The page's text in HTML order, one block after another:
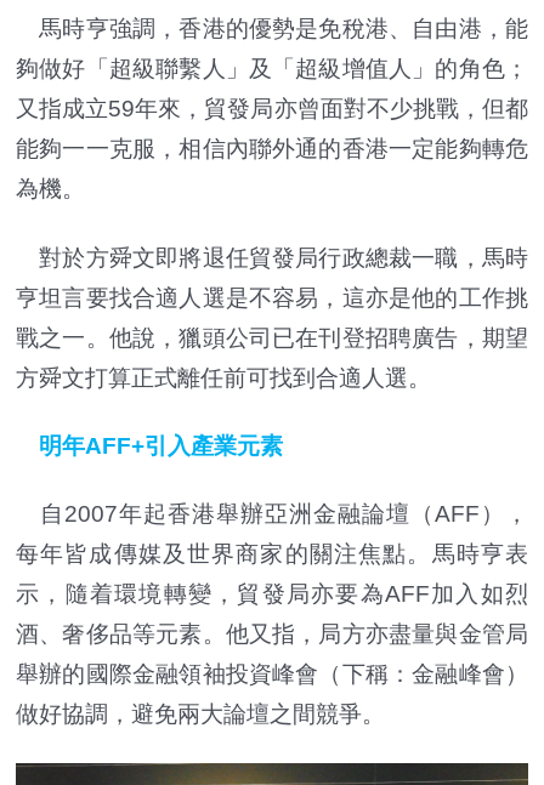
馬時亨強調，香港的優勢是免稅港、自由港，能
夠做好「超級聯繫人」及「超級增值人」的角色；
又指成立59年來，貿發局亦曾面對不少挑戰，但都
能夠一一克服，相信內聯外通的香港一定能夠轉危
為機。
對於方舜文即將退任貿發局行政總裁一職，馬時
亨坦言要找合適人選是不容易，這亦是他的工作挑
戰之一。他說，獵頭公司已在刊登招聘廣告，期望
方舜文打算正式離任前可找到合適人選。
明年AFF+引入產業元素
自2007年起香港舉辦亞洲金融論壇（AFF），
每年皆成傳媒及世界商家的關注焦點。馬時亨表
示，隨着環境轉變，貿發局亦要為AFF加入如烈
酒、奢侈品等元素。他又指，局方亦盡量與金管局
舉辦的國際金融領袖投資峰會（下稱：金融峰會）
做好協調，避免兩大論壇之間競爭。